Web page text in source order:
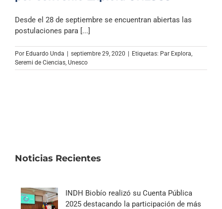
Desde el 28 de septiembre se encuentran abiertas las
postulaciones para [...]
Por Eduardo Unda | septiembre 29, 2020 | Etiquetas: Par Explora
Seremi de Ciencias Unesco
Noticias Recientes
INDH Biobío realizó su Cuenta Pública
2025 destacando la participación de más